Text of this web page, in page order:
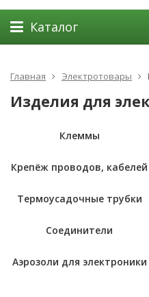
Каталог
Главная Электротовары
Изделия для
Клеммы
Крепёж проводов, кабелей
Термоусадочные трубки
Соединители
Аэрозоли для электроники